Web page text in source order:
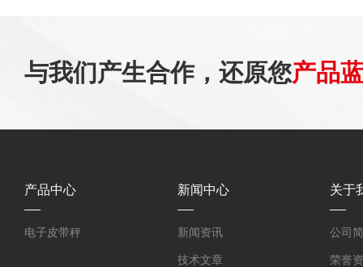
与我们产生合作，还原您产品
产品中心
电子皮带秤
新闻中心
新闻资讯
技术文章
关于
公司
荣誉